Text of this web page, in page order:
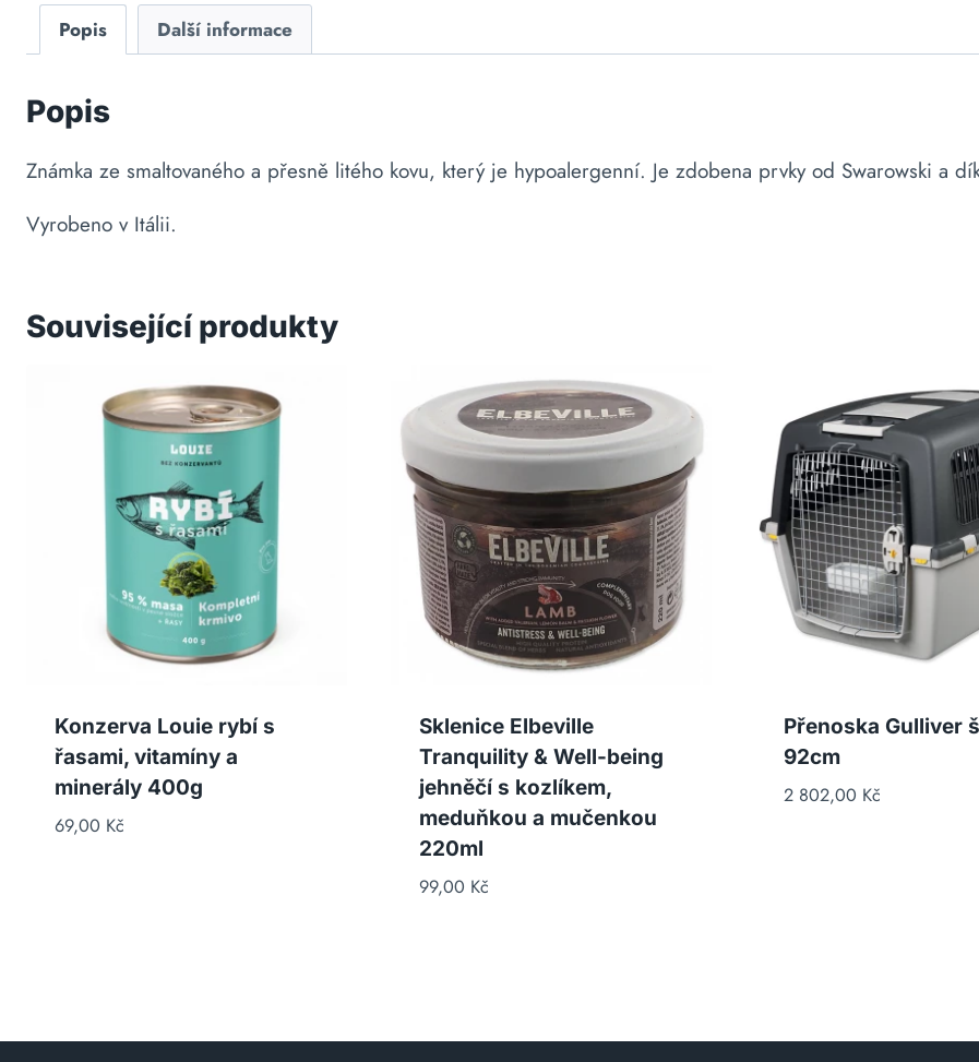
Popis Další informace
Popis
Známka ze smaltovaného a přesně litého kovu, který je hypoalergenní. Je zdobena prvky od Swarowski a
Vyrobeno v Itálii.
Související produkty
Konzerva Louie rybí s
řasami, vitamíny a
minerály 400g
69,00 Kč
Sklenice Elbeville
Tranquility & Well-being
jehněčí s kozlíkem,
meduňkou a mučenkou
220ml
99,00 Kč
Přenoska Gulliver
92cm
2 802,00 Kč